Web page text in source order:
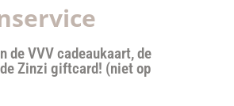
de VVV cadeaukaart, de
Zinzi giftcard! (niet op